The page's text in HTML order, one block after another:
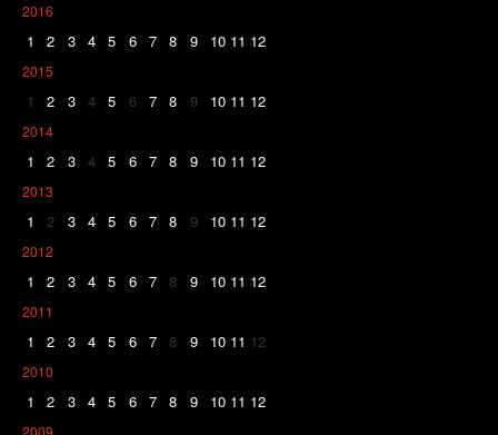
2016
1 2 3 4 5 6 7 8 9 10 11 12
2015
1 2 3 4 5 6 7 8 9 10 11 12
2014
1 2 3 4 5 6 7 8 9 10 11 12
2013
1 2 3 4 5 6 7 8 9 10 11 12
2012
1 2 3 4 5 6 7 8 9 10 11 12
2011
1 2 3 4 5 6 7 8 9 10 11 12
2010
1 2 3 4 5 6 7 8 9 10 11 12
2009